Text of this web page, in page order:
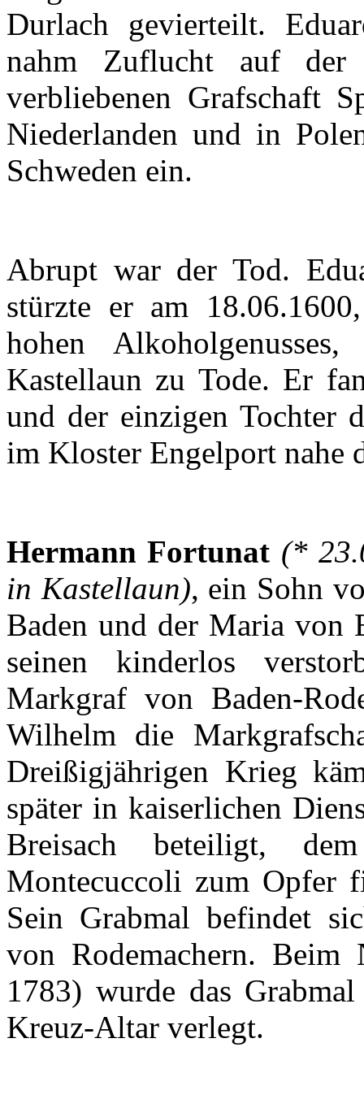
Durlach
gevierteilt.
nahm
Zuflucht auf der
verbliebenen Grafschaft
Niederlanden und in
Schweden ein.
Abrupt war der Tod.
stürzte eram
hohen
Alkoholgenusses,
Kastellaun zu Tode. Er
und der einzigen Tochter
im Kloster Engelport nahe
HermannFortunat (*
in Kastellaun), ein Sohn
Baden und der Maria von
seinen
kinderlos
Markgraf von Baden-
Wilhelm die
Dreißigjährigen Krieg
später in kaiserlichen
Breisach
beteiligt, dem
Montecuccoli zum Opfer
Sein Grabmal befindet
von Rodemachern. Beim
1783) wurde das Grabmal
Kreuz-Altar verlegt.